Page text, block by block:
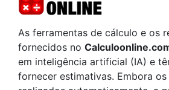
As ferramentas de cálculo e os
fornecidos no
em inteligência artificial (IA) e
fornecer estimativas. Embora